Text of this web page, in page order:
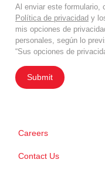
Al enviar este formulario,
Política de privacidad y
mis opciones de
personales, según lo
“Sus opciones de
Submit
Careers
Contact Us